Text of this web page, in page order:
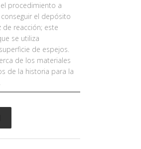
procedimiento a
el depósito
reacción; este
se utiliza
de espejos.
de los materiales
de la historia para la